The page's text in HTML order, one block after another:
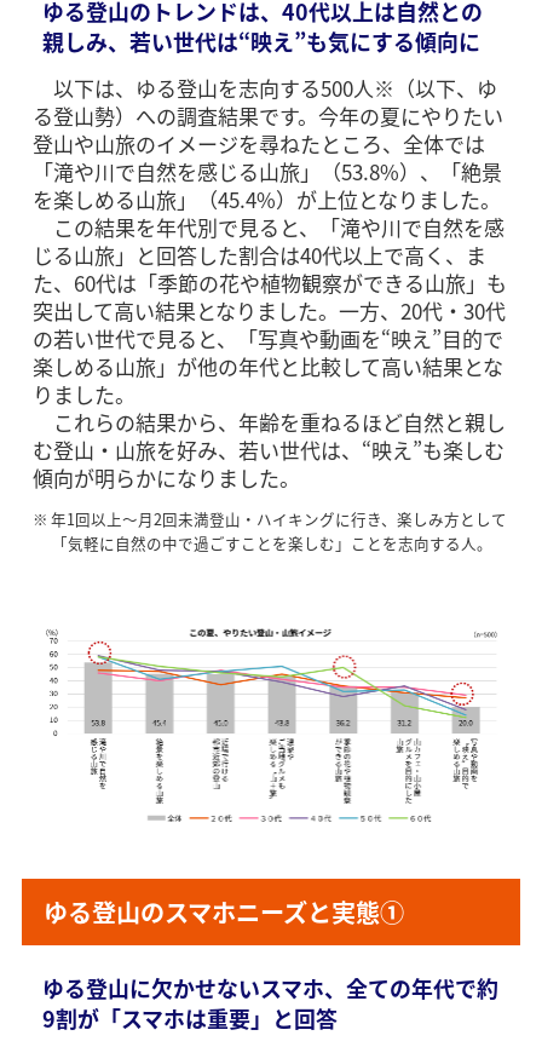
ゆる登山のトレンドは、40代以上は自然との
親しみ、若い世代は“映え”も気にする傾向に
以下は、ゆる登山を志向する500人※（以下、ゆ
る登山勢）への調査結果です。今年の夏にやりたい
登山や山旅のイメージを尋ねたところ、全体では
「滝や川で自然を感じる山旅」（53.8%）、「絶景
を楽しめる山旅」（45.4%）が上位となりました。
この結果を年代別で見ると、「滝や川で自然を感
じる山旅」と回答した割合は40代以上で高く、ま
た、60代は「季節の花や植物観察ができる山旅」も
突出して高い結果となりました。一方、20代・30代
の若い世代で見ると、「写真や動画を“映え”目的で
楽しめる山旅」が他の年代と比較して高い結果とな
りました。
これらの結果から、年齢を重ねるほど自然と親し
む登山・山旅を好み、若い世代は、“映え”も楽しむ
傾向が明らかになりました。
※ 年1回以上～月2回未満登山・ハイキングに行き、楽しみ方として
「気軽に自然の中で過ごすことを楽しむ」ことを志向する人。
ゆる登山のスマホニーズと実態①
ゆる登山に欠かせないスマホ、全ての年代で約
9割が「スマホは重要」と回答